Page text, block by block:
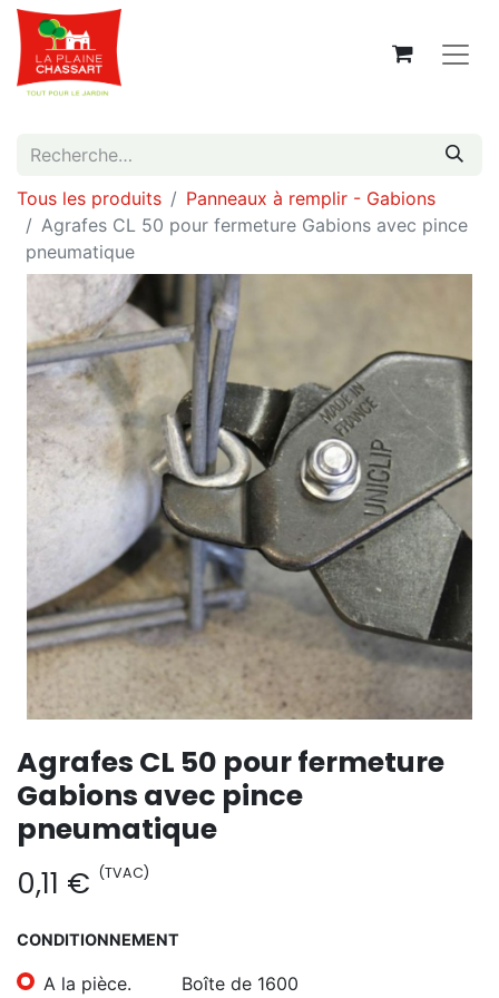
Tous les produits
Panneaux à remplir - Gabions
Agrafes CL 50 pour fermeture Gabions avec pince
pneumatique
Agrafes CL 50 pour fermeture
Gabions avec pince
pneumatique
0,11 € (TVAC)
CONDITIONNEMENT
A la pièce. Boîte de 1600